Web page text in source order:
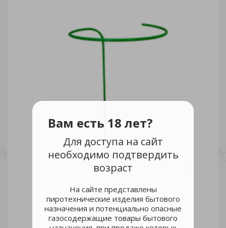
Вам есть 18 лет?
Для доступа на сайт
необходимо подтвердить
возраст
На сайте представлены
пиротехнические изделия бытового
назначения и потенциально опасные
газосодержащие товары бытового
Опора для цветов большая /10